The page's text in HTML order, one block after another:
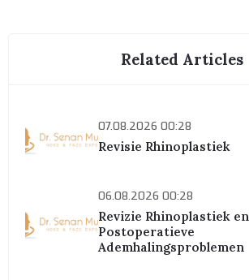
Related Articles
07.08.2026 00:28
Revisie Rhinoplastiek
06.08.2026 00:28
Revizie Rhinoplastiek en
Postoperatieve
Ademhalingsproblemen